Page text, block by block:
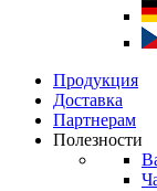
Продукция
Доставка
Партнерам
Полезности